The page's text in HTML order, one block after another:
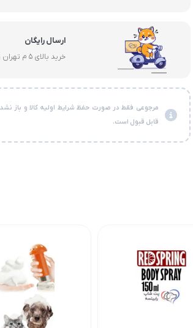
ارسال رایگان
خرید بالای 5 م تهران و 20 م سایر شهرها
مرجوعی فقط در صورت حفظ شرایط اولیه کالا و باز
قابل قبول است.